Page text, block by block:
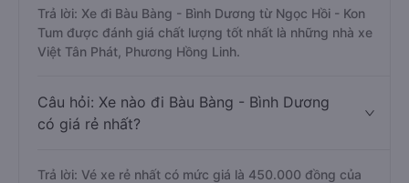
Trả lời: Xe đi Bàu Bàng - Bình Dương từ Ngọc Hồi - Kon
Tum được đánh giá chất lượng tốt nhất là những nhà xe
Việt Tân Phát, Phương Hồng Linh.
Câu hỏi: Xe nào đi Bàu Bàng - Bình Dương
có giá rẻ nhất?
Trả lời: Vé xe rẻ nhất có mức giá là 450.000 đồng của